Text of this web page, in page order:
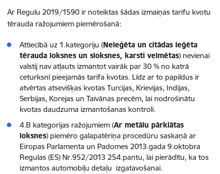
Ar Regulu 2019/1590 ir noteiktas šādas izmaiņas tarifu kvotu
tērauda ražojumiem piemērošanā:
Attiecībā uz 1.kategoriju (Neleģēta un citādas leģēta
tērauda loksnes un sloksnes, karsti velmētas) nevienai
valstij nav atļauts izmantot vairāk par 30 % no katrā
ceturksnī pieejamās tarifa kvotas. Līdz ar to papildus ir
atvērtas atsevišķas kvotas Turcijas, Krievijas, Indijas,
Serbijas, Korejas un Taivānas precēm, lai nodrošinātu
kvotas daudzuma izmantošanas kontroli.
4.B kategorijas ražojumiem (Ar metālu pārklātas
loksnes) piemēro galapatēriņa procedūru saskaņā ar
Eiropas Parlamenta un Padomes 2013.gada 9.oktobra
Regulas (ES) Nr.952/2013 254.pantu, lai pierādītu, ka tos
izmantos automobiļu detaļu izgatavošanai.